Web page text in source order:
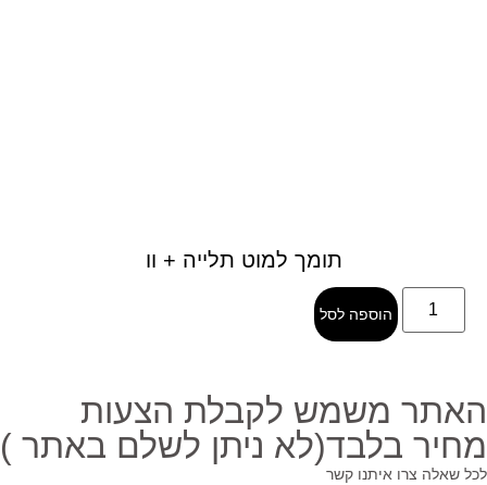
תומך למוט תלייה + וו
הוספה לסל
משמש לקבלת הצעות
בלבד(לא ניתן לשלם באתר )
שאלה צרו איתנו קשר